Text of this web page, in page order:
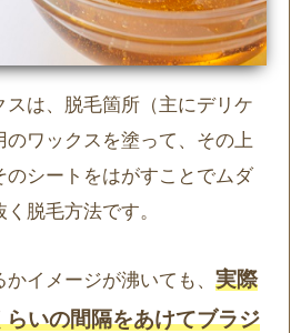
スは、脱毛箇所（主にデリケ
のワックスを塗って、その上
のシートをはがすことでムダ
脱毛方法です。
イメージが沸いても、 実際
いの間隔をあけてブラジ